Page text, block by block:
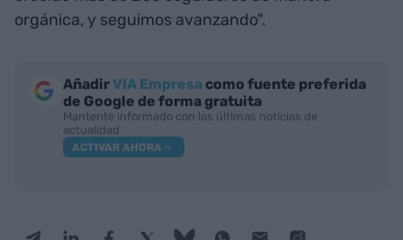
orgánica, y seguimos avanzando".
AñadirVIA Empresa como fuente preferida
de Google de forma gratuita
Mantente informado con las últimas noticias de
actualidad
ACTIVAR AHORA